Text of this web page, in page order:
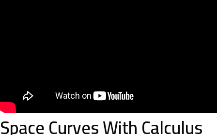
Space Curves With Calculus